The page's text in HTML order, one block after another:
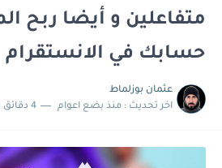
متفاعلين و أيضا ربح
حسابك في الانستقرام
عثمان بوزلماط
اخر تحديث : منذ بضع اعوام 4 دقائق للقراءة